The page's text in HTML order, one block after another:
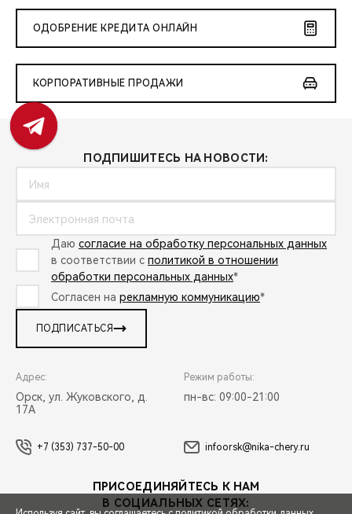
ОДОБРЕНИЕ КРЕДИТА ОНЛАЙН
КОРПОРАТИВНЫЕ ПРОДАЖИ
ПОДПИШИТЕСЬ НА НОВОСТИ:
Даю согласие на обработку персональных данных
в соответствии с политикой в отношении
обработки персональных данных*
Согласен на рекламную коммуникацию*
ПОДПИСАТЬСЯ
Адрес:
Орск, ул. Жуковского, д.
17А
Режим работы:
пн-вс: 09:00-21:00
+7 (353) 737-50-00 infoorsk@nika-chery.ru
ПРИСОЕДИНЯЙТЕСЬ К НАМ
В СОЦИАЛЬНЫХ СЕТЯХ: